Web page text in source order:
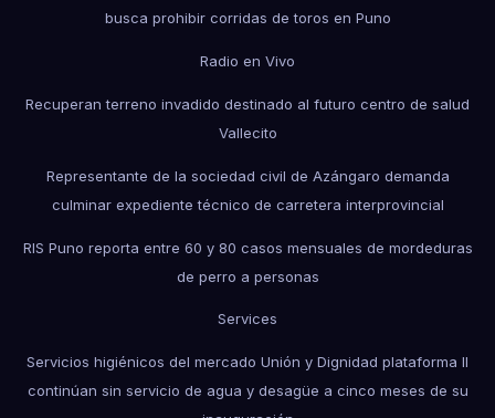
busca prohibir corridas de toros en Puno
Radio en Vivo
Recuperan terreno invadido destinado al futuro centro de salud
Vallecito
Representante de la sociedad civil de Azángaro demanda
culminar expediente técnico de carretera interprovincial
RIS Puno reporta entre 60 y 80 casos mensuales de mordeduras
de perro a personas
Services
Servicios higiénicos del mercado Unión y Dignidad plataforma II
continúan sin servicio de agua y desagüe a cinco meses de su